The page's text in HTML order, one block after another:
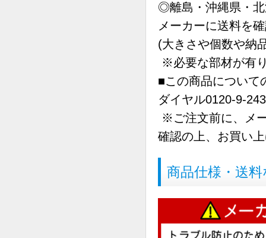
◎離島・沖縄県・
メーカーに送料を
(大きさや個数や納
※必要な部材が有
■この商品につい
ダイヤル0120-9-
※ご注文前に、メ
確認の上、お買い
商品仕様・送